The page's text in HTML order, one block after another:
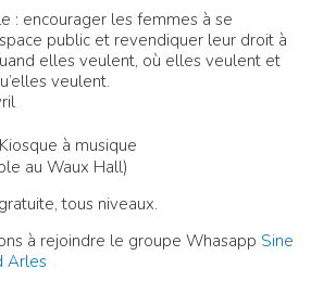
: encourager les femmes à se
public et revendiquer leur droit à
elles veulent, où elles veulent et
veulent.
à musique
au Waux Hall)
tous niveaux.
à rejoindre le groupe Whasapp Sine
Arles